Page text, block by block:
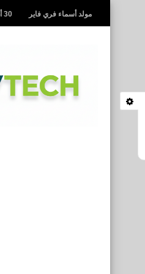
مولد أسماء فري فاير 30 أداة مجانية عبر الإنترنت